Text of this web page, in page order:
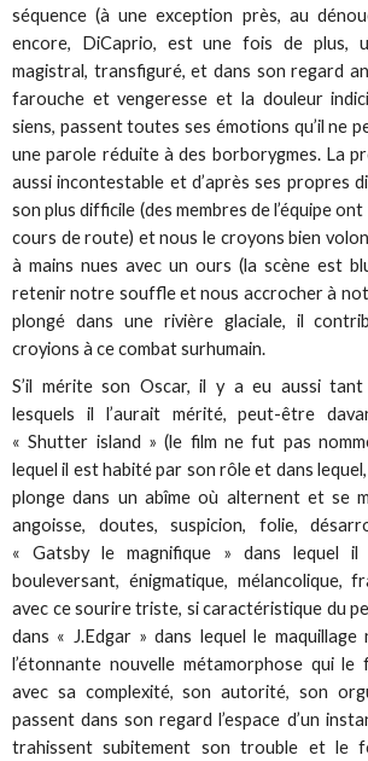
séquence (à une exception près, au
encore, DiCaprio, est une fois de plus,
magistral, transfiguré, et dans son regard
farouche et vengeresse et la douleur
siens, passent toutes ses émotions qu’il ne
une parole réduite à des borborygmes. La
aussi incontestable et d’après ses propres
son plus difficile (des membres de l’équipe
cours de route) et nous le croyons bien
à mains nues avec un ours (la scène est
retenir notre souffle et nous accrocher à
plongé dans une rivière glaciale, il
croyions à ce combat surhumain.
S’il mérite son Oscar, il y a eu aussi tant
lesquels il l’aurait mérité, peut-être
« Shutter island » (le film ne fut pas
lequel il est habité par son rôle et dans
plonge dans un abîme où alternent et se
angoisse, doutes, suspicion, folie,
« Gatsby le magnifique » dans lequel il
bouleversant, énigmatique, mélancolique,
avec ce sourire triste, si caractéristique du
dans « J.Edgar » dans lequel le maquillage
l’étonnante nouvelle métamorphose qui
avec sa complexité, son autorité, son
passent dans son regard l’espace d’un
trahissent subitement son trouble et le